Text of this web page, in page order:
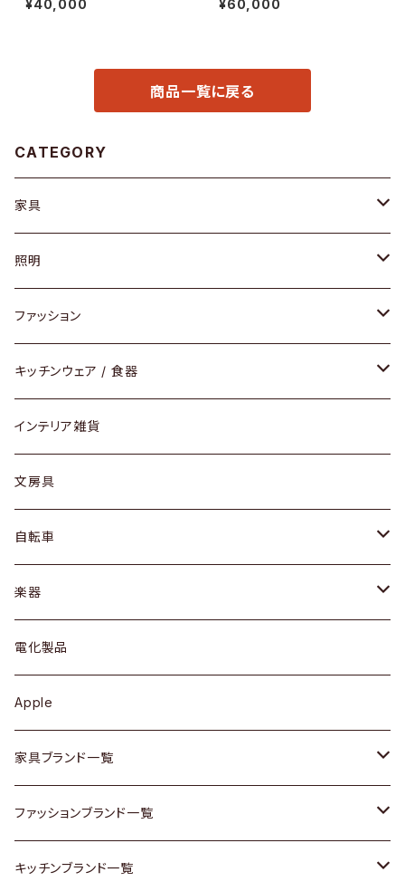
¥40,000 ¥60,000
商品一覧に戻る
CATEGORY
家具
ソファ / ベンチ
チェア / スツール
ダイニングセット / ダイニングテーブル
ローテーブル / サイドテーブル
デスク / コンソール
ドレッサー
シェルフ
キュリオケース / 飾り棚
カップボード / 食器棚
チェスト
その他家具
Vintageヴィンテージ / Antiqueアンティーク
照明
ペンダントライト
テーブルランプ / デスクスタンド
フロアライト
ファッション
アクセサリー
リング
ピアス / イヤリング
財布
バッグ
アウター
トップス
ワンピース
ボトムス
靴
スカーフ
腕時計
キッチンウェア / 食器
グラス / タンブラー
カップ / マグ
プレート / ボウル
カトラリー
ケトル / ティーポット
鍋 / フライパン
Vintage / ヴィンテージ
銀製品
和物 / 作家物
インテリア雑貨
文房具
自転車
dahon
楽器
ギター
ベース
その他楽器
電化製品
Apple
家具ブランド一覧
ACME Furniture / アクメ ファニチャー
ACTUS / アクタス
ファッションブランド一覧
agnes b / アニエス ベー
キッチンブランド一覧